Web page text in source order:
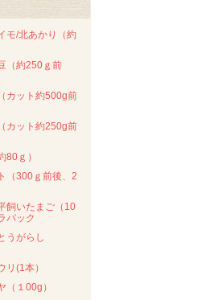
モ/北あかり（約
（約250ｇ前
カット約500g前
カット約250g前
80ｇ）
（300ｇ前後、2
飼いたまご（10
パック
うがらし
リ(1本）
（１00g）